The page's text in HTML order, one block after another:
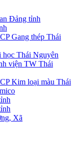
Đảng tỉnh
Gang thép Thái
Thái Nguyên
viện TW Thái
Kim loại màu Thái
Xã